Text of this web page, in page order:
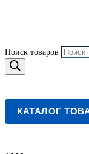
Поиск товаров
КАТАЛОГ